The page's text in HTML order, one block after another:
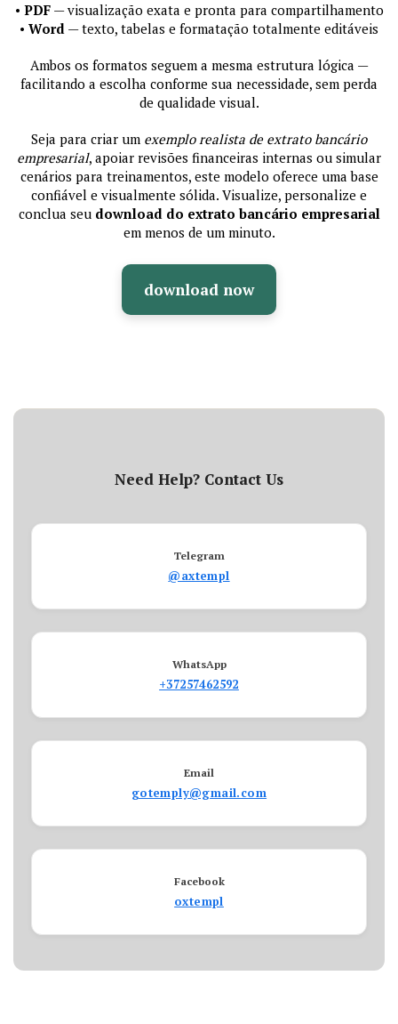
• PDF— visualização exata e pronta para compartilhamento
• Word — texto, tabelas e formatação totalmente editáveis
Ambos os formatos seguem a mesma estrutura lógica —
facilitando a escolha conforme sua necessidade, sem perda
de qualidade visual.
Seja para criar um exemplo realista de extrato bancário
empresarial, apoiar revisões financeiras internas ou simular
cenários para treinamentos, este modelo oferece uma base
confiável e visualmente sólida. Visualize, personalize e
conclua seu download do extrato bancário empresarial
em menos de um minuto.
download now
Need Help? Contact Us
Telegram
@axtempl
WhatsApp
+37257462592
Email
gotemply@gmail.com
Facebook
oxtempl